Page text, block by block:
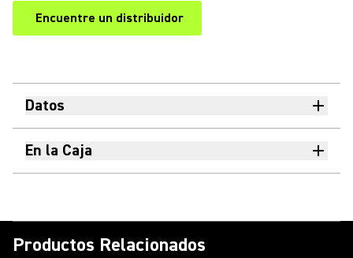
Encuentre un distribuidor
(Opens in a new tab)
Datos
En la Caja
Productos Relacionados